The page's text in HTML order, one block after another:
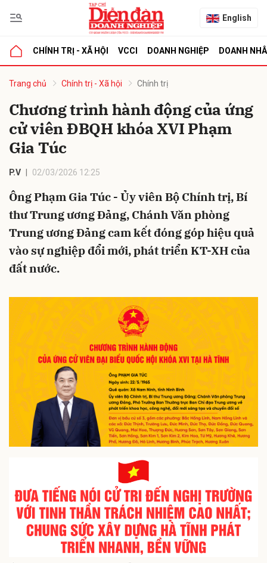
English
CHÍNH TRỊ - XÃ HỘI VCCI DOANH NGHIỆP DOANH
Trang chủ Chính trị - Xã hội Chính trị
Chương trình hành động của ứng
cử viên ĐBQH khóa XVI Phạm
Gia Túc
P.V 02/03/2026 12:25
Ông Phạm Gia Túc - Ủy viên Bộ Chính trị, Bí
thư Trung ương Đảng, Chánh Văn phòng
Trung ương Đảng cam kết đóng góp hiệu quả
vào sự nghiệp đổi mới, phát triển KT-XH của
đất nước.
luận
Hủy